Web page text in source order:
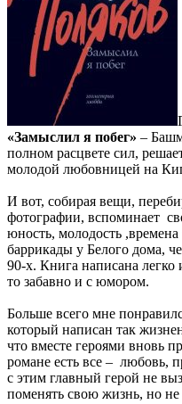
«Замыслил я побег» –
полном расцвете сил,
молодой любовницей на
И вот, собирая вещи,
фотографии, вспоминает
юность, молодость ,времена
баррикады у Белого дома,
90-х. Книга написана легко
то забавно и с юмором.
Больше всего мне
который написан так
что вместе героями вновь
романе есть все – любовь,
с этим главный герой не
поменять свою жизнь, но не